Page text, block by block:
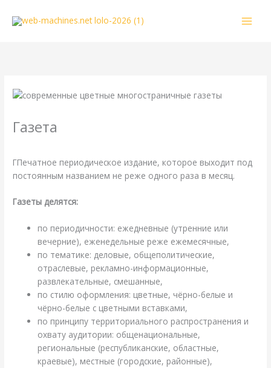
Газета
ГПечатное периодическое издание, которое выходит под
постоянным названием не реже одного раза в месяц.
Газеты делятся:
по периодичности: ежедневные (утренние или
вечерние), еженедельные реже ежемесячные,
по тематике: деловые, общеполитические,
отраслевые, рекламно-информационные,
развлекательные, смешанные,
по стилю оформления: цветные, чёрно-белые и
чёрно-белые с цветными вставками,
по принципу территориального распространения и
охвату аудитории: общенациональные,
региональные (республиканские, областные,
краевые), местные (городские, районные),